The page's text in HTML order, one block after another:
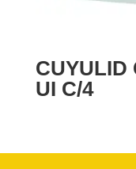
CUYULID
UI C/4